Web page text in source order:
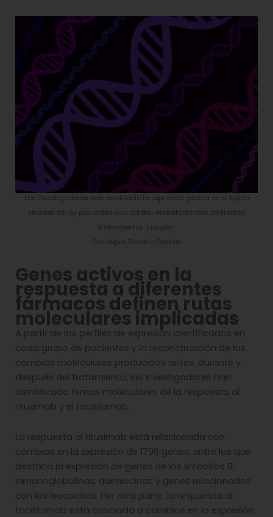
Los investigadores han analizado la expresión génica en el tejido
sinovial de los pacientes con artritis reumatoide tras diferentes
tratamientos. Imagen:
Genotipia, Rosario García.
Genes activos en la
respuesta a diferentes
fármacos definen rutas
moleculares implicadas
A partir de los perfiles de expresión identificados en
cada grupo de pacientes y la reconstrucción de los
cambios moleculares producidos antes, durante y
después del tratamiento, los investigadores han
identificado firmas moleculares de la respuesta al
rituximab y el tocilizumab.
La respuesta al rituximab está relacionada con
cambios en la expresión de 1796 genes, entre los que
destaca la expresión de genes de los linfocitos B,
inmunoglobulinas, quimiocinas y genes relacionados
con los leucocitos. Por otra parte, la respuesta al
tocilizumab está asociada a cambios en la expresión